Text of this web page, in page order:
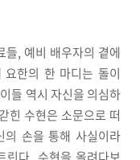
들, 예비 배우자의 곁에
한의 한 마디는 돌이
들 역시 자신을 의심하
힌 수현은 소문으로 떠
손을 통해 사실이라